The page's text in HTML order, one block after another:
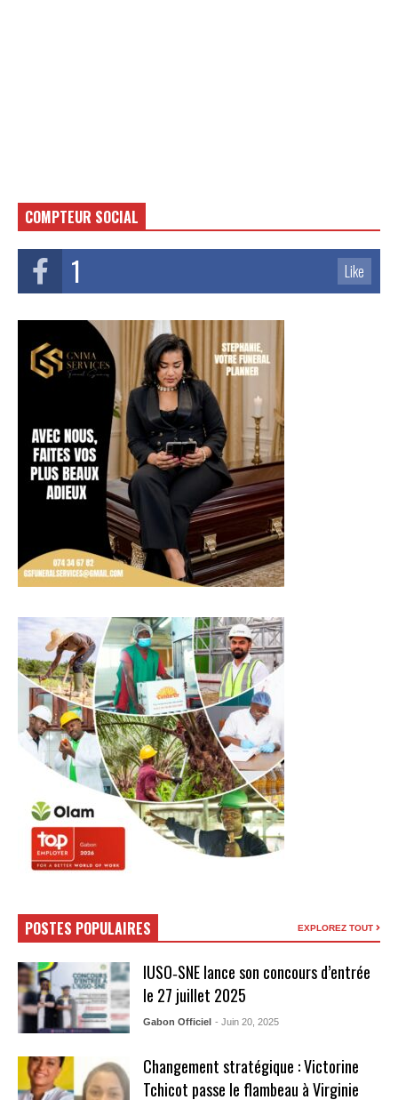
COMPTEUR SOCIAL
1 Like
POSTES POPULAIRES EXPLOREZ TOUT
IUSO‑SNE lance son concours d’entrée
le 27 juillet 2025
Gabon Officiel - Juin 20, 2025
Changement stratégique : Victorine
Tchicot passe le flambeau à Virginie